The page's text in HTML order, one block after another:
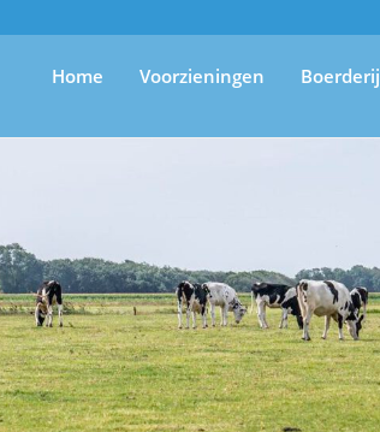
Home Voorzieningen Boerderij